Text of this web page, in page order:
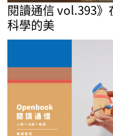
閱讀通信 vol.393
科學的美